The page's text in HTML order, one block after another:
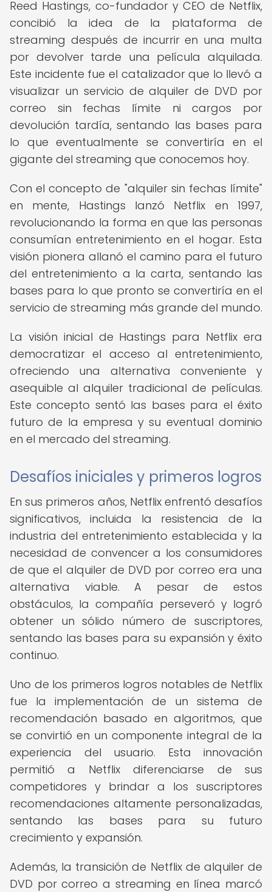
Reed Hastings, co-fundador y CEO de Netflix,
concibió la idea de la plataforma de
streaming después de incurrir en una multa
por devolver tarde una película alquilada.
Este incidente fue el catalizador que lo llevó a
visualizar un servicio de alquiler de DVD por
correo sin fechas límite ni cargos por
devolución tardía, sentando las bases para
lo que eventualmente se convertiría en el
gigante del streaming que conocemos hoy.
Con el concepto de "alquiler sin fechas límite"
en mente, Hastings lanzó Netflix en 1997,
revolucionando la forma en que las personas
consumían entretenimiento en el hogar. Esta
visión pionera allanó el camino para el futuro
del entretenimiento a la carta, sentando las
bases para lo que pronto se convertiría en el
servicio de streaming más grande del mundo.
La visión inicial de Hastings para Netflix era
democratizar el acceso al entretenimiento,
ofreciendo una alternativa conveniente y
asequible al alquiler tradicional de películas.
Este concepto sentó las bases para el éxito
futuro de la empresa y su eventual dominio
en el mercado del streaming.
Desafíos iniciales y primeros logros
En sus primeros años, Netflix enfrentó desafíos
significativos, incluida la resistencia de la
industria del entretenimiento establecida y la
necesidad de convencer a los consumidores
de que el alquiler de DVD por correo era una
alternativa viable. A pesar de estos
obstáculos, la compañía perseveró y logró
obtener un sólido número de suscriptores,
sentando las bases para su expansión y éxito
continuo.
Uno de los primeros logros notables de Netflix
fue la implementación de un sistema de
recomendación basado en algoritmos, que
se convirtió en un componente integral de la
experiencia del usuario. Esta innovación
permitió a Netflix diferenciarse de sus
competidores y brindar a los suscriptores
recomendaciones altamente personalizadas,
sentando las bases para su futuro
crecimiento y expansión.
Además, la transición de Netflix de alquiler de
DVD por correo a streaming en línea marcó